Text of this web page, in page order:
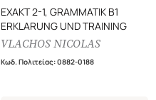
EXAKT 2-1, GRAMMATIK B1
ERKLARUNG UND TRAINING
VLACHOS NICOLAS
Κωδ. Πολιτείας:0882-0188